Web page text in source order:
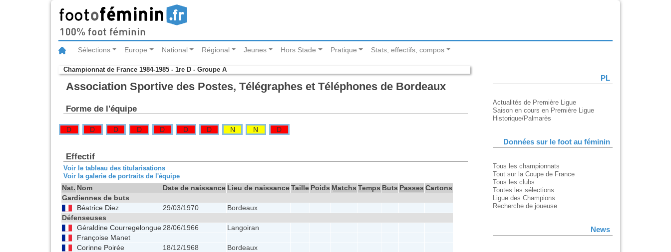
Sélections Europe National Régional Jeunes Hors Stade Pratique Stats, effectifs, compos
Championnat de France 1984-1985 - 1re D - Groupe A
Association Sportive des Postes, Télégraphes et Téléphones de Bordeaux
Forme de l'équipe
D D D D D D D N N D
Effectif
Voir le tableau des titularisations
Voir la galerie de portraits de l'équipe
Nat. Nom Date de naissance Lieu de naissance Taille Poids Matchs Temps Buts Passes Cartons
Gardiennes de buts
Béatrice Diez
29/03/1970
Bordeaux
Défenseuses
Géraldine Courregelongue 28/06/1966
Langoiran
Françoise Manet
Corinne Poirée
18/12/1968
Bordeaux
PL
Actualités de Première Ligue
Saison en cours en Première Ligue
Historique/Palmarès
Données sur le foot au féminin
Tous les championnats
Tout sur la Coupe de France
Tous les clubs
Toutes les sélections
Ligue des Champions
Recherche de joueuse
News